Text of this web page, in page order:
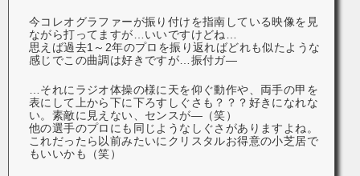
今コレオグラファーが振り付けを指南している映像を見
ながら打ってますが…いいですけどね…
思えば過去1～2年のプロを振り返ればどれも似たような
感じでこの曲調は好きですが…振付ガ—
…それにラジオ体操の様に天を仰ぐ動作や、両手の甲を
表にして上から下に下ろすしぐさも？？？好きになれな
い。素敵に見えない、センスが—（笑）
他の選手のプロにも同じようなしぐさがありますよね。
これだったら以前みたいにクリスタルお得意の小芝居で
もいいかも（笑）